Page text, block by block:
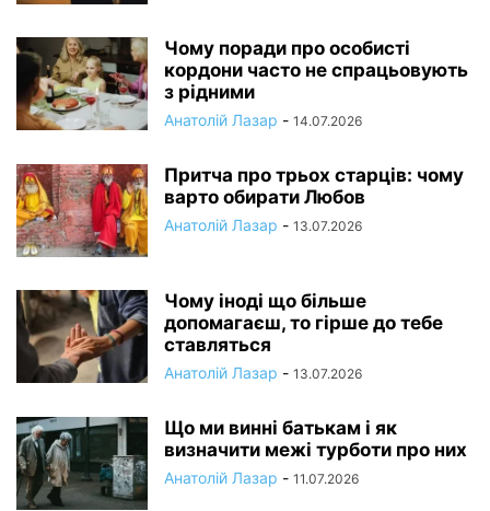
Чому поради про особисті
кордони часто не спрацьовують
з рідними
Анатолій Лазар - 14.07.2026
Притча про трьох старців: чому
варто обирати Любов
Анатолій Лазар - 13.07.2026
Чому іноді що більше
допомагаєш, то гірше до тебе
ставляться
Анатолій Лазар - 13.07.2026
Що ми винні батькам і як
визначити межі турботи про них
Анатолій Лазар - 11.07.2026